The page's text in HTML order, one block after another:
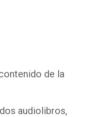
de la
audiolibros,